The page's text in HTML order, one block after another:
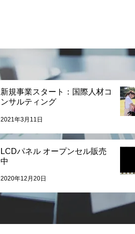
新規事業スタート：国際人材コ
ンサルティング
2021年3月11日
LCDパネル オープンセル販売
中
2020年12月20日